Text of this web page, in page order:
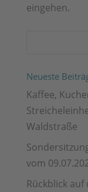
eingehen.
Neueste
Kaffee,
Waldstraße
vom
Rückblick